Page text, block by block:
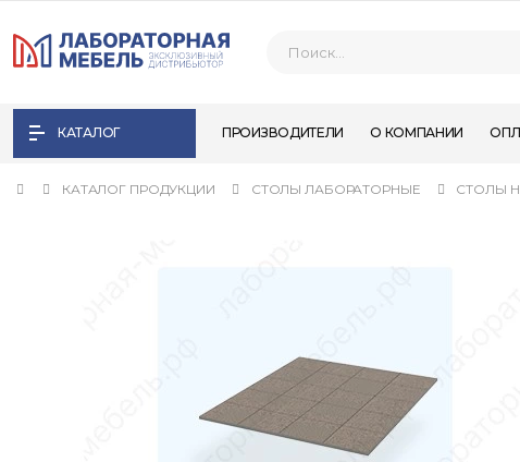
КАТАЛОГ ПРОИЗВОДИТЕЛИ О КОМПАНИИ
КАТАЛОГ ПРОДУКЦИИ СТОЛЫ ЛАБОРАТОРНЫЕ СТОЛЫ